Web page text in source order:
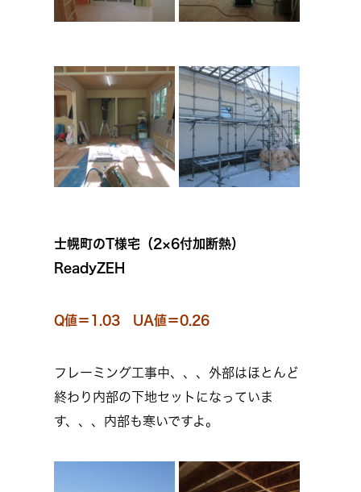
士幌町のT様宅（2×6付加断熱）
ReadyZEH
Q値＝1.03 UA値＝0.26
フレーミング工事中、、、外部はほとんど
終わり内部の下地セットになっていま
す、、、内部も寒いですよ。